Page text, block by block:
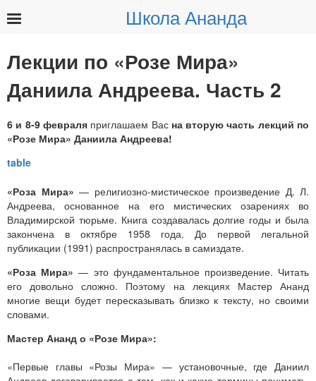
Школа Ананда
Лекции по «Розе Мира»
Даниила Андреева. Часть 2
6 и 8-9 февраляприглашаем Вас на вторую часть лекций по
«Розе Мира» Даниила Андреева!
«Роза Мира» — религиозно-мистическое произведение Д. Л.
Андреева, основанное на его мистических озарениях во
Владимирской тюрьме. Книга создавалась долгие годы и была
закончена в октябре 1958 года. До первой легальной
публикации (1991) распространялась в самиздате.
«Роза Мира» — это фундаментальное произведение. Читать
его довольно сложно. Поэтому на лекциях Мастер Ананд
многие вещи будет пересказывать близко к тексту, но своими
словами.
Мастер Ананд о «Розе Мира»:
«Первые главы «Розы Мира» — установочные, где Даниил